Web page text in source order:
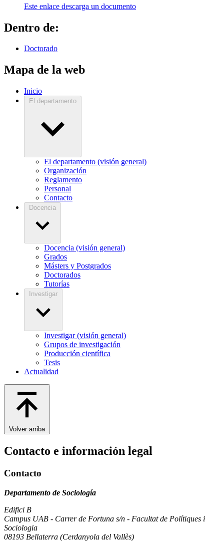
Este enlace descarga un documento
Dentro de:
Doctorado
Mapa de la web
Inicio
El departamento
El departamento (visión general)
Organización
Reglamento
Personal
Contacto
Docencia
Docencia (visión general)
Grados
Másters y Postgrados
Doctorados
Tutorías
Investigar
Investigar (visión general)
Grupos de investigación
Producción científica
Tesis
Actualidad
Volver arriba
Contacto e información legal
Contacto
Departamento de Sociología
Edifici B
Campus UAB - Carrer de Fortuna s/n - Facultat de Polítiques i
Sociologia
08193 Bellaterra (Cerdanyola del Vallès)